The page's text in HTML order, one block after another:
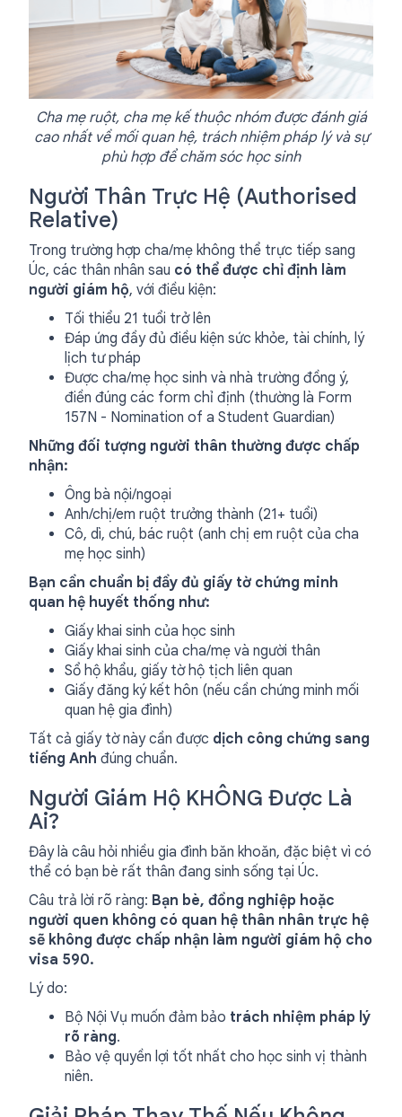
Cha mẹ ruột, cha mẹ kế thuộc nhóm được đánh giá
cao nhất về mối quan hệ, trách nhiệm pháp lý và sự
phù hợp để chăm sóc học sinh
Người Thân Trực Hệ (Authorised
Relative)
Trong trường hợp cha/mẹ không thể trực tiếp sang
Úc, các thân nhân sau có thể được chỉ định làm
người giám hộ, với điều kiện:
Tối thiểu 21 tuổi trở lên
Đáp ứng đầy đủ điều kiện sức khỏe, tài chính, lý
lịch tư pháp
Được cha/mẹ học sinh và nhà trường đồng ý,
điền đúng các form chỉ định (thường là Form
157N - Nomination of a Student Guardian)
Những đối tượng người thân thường được chấp
nhận:
Ông bà nội/ngoại
Anh/chị/em ruột trưởng thành (21+ tuổi)
Cô, dì, chú, bác ruột (anh chị em ruột của cha
mẹ học sinh)
Bạn cần chuẩn bị đầy đủ giấy tờ chứng minh
quan hệ huyết thống như:
Giấy khai sinh của học sinh
Giấy khai sinh của cha/mẹ và người thân
Sổ hộ khẩu, giấy tờ hộ tịch liên quan
Giấy đăng ký kết hôn (nếu cần chứng minh mối
quan hệ gia đình)
Tất cả giấy tờ này cần được dịch công chứng sang
tiếng Anh đúng chuẩn.
Người Giám Hộ KHÔNG Được Là
Ai?
Đây là câu hỏi nhiều gia đình băn khoăn, đặc biệt vì có
thể có bạn bè rất thân đang sinh sống tại Úc.
Câu trả lời rõ ràng: Bạn bè, đồng nghiệp hoặc
người quen không có quan hệ thân nhân trực hệ
sẽ không được chấp nhận làm người giám hộ cho
visa 590.
Lý do:
Bộ Nội Vụ muốn đảm bảo trách nhiệm pháp lý
rõ ràng.
Bảo vệ quyền lợi tốt nhất cho học sinh vị thành
niên.